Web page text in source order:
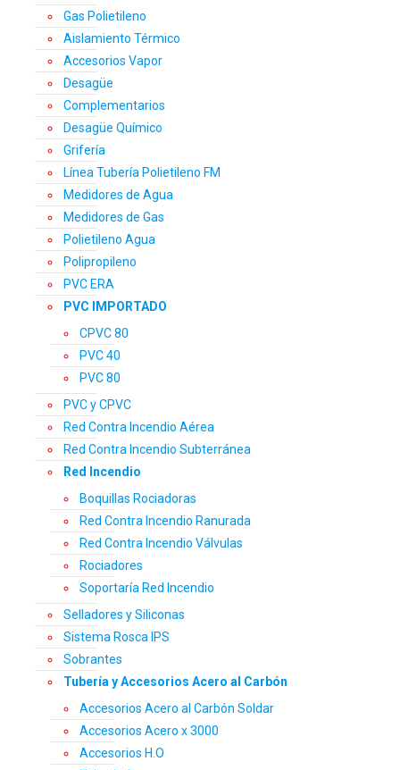
Gas Polietileno
Aislamiento Térmico
Accesorios Vapor
Desagüe
Complementarios
Desagüe Químico
Grifería
Línea Tubería Polietileno FM
Medidores de Agua
Medidores de Gas
Polietileno Agua
Polipropileno
PVC ERA
PVC IMPORTADO
CPVC 80
PVC 40
PVC 80
PVC y CPVC
Red Contra Incendio Aérea
Red Contra Incendio Subterránea
Red Incendio
Boquillas Rociadoras
Red Contra Incendio Ranurada
Red Contra Incendio Válvulas
Rociadores
Soportaría Red Incendio
Selladores y Siliconas
Sistema Rosca IPS
Sobrantes
Tubería y Accesorios Acero al Carbón
Accesorios Acero al Carbón Soldar
Accesorios Acero x 3000
Accesorios H.O